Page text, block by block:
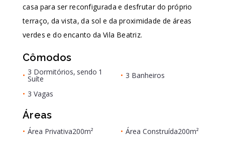
casa para ser reconfigurada e desfrutar do próprio
terraço, da vista, da sol e da proximidade de áreas
verdes e do encanto da Vila Beatriz.
Cômodos
• 3 Dormitórios, sendo 1
Suíte • 3 Banheiros
• 3 Vagas
Áreas
• Área Privativa200m² • Área Construída200m²